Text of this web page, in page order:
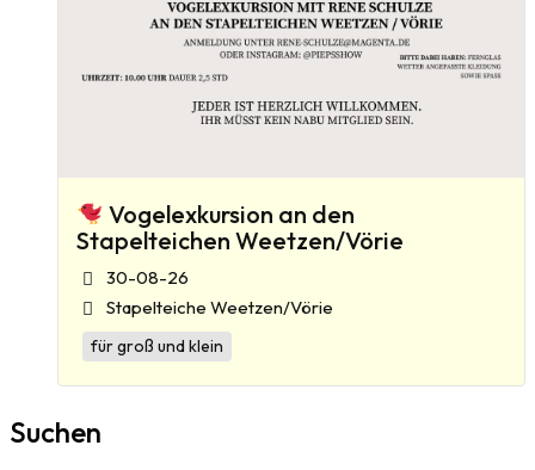
Vogelexkursion an den
Stapelteichen Weetzen/Vörie
30-08-26
Stapelteiche Weetzen/Vörie
für groß und klein
Suchen